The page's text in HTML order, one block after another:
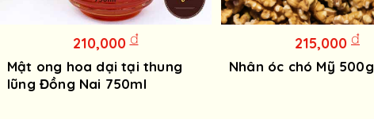
210,000 đ
Mật ong hoa dại tại thung
lũng Đồng Nai 750ml
215,000 đ
Nhân óc chó Mỹ 500g